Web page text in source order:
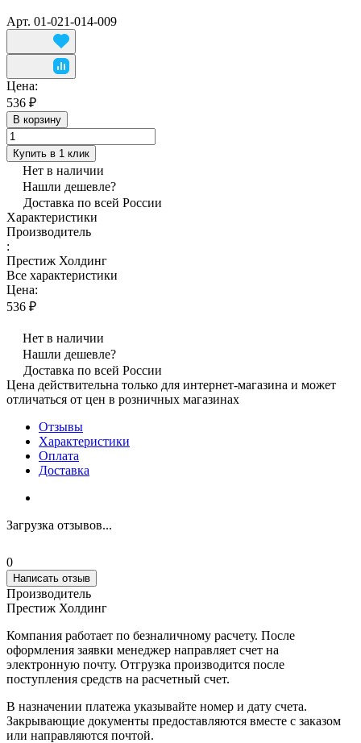
Арт. 01-021-014-009
Цена:
536 ₽
В корзину
Купить в 1 клик
Нет в наличии
Нашли дешевле?
Доставка по всей России
Характеристики
Производитель
:
Престиж Холдинг
Все характеристики
Цена:
536 ₽
Нет в наличии
Нашли дешевле?
Доставка по всей России
Цена действительна только для интернет-магазина и может
отличаться от цен в розничных магазинах
Отзывы
Характеристики
Оплата
Доставка
Загрузка отзывов...
0
Написать отзыв
Производитель
Престиж Холдинг
Компания работает по безналичному расчету. После
оформления заявки менеджер направляет счет на
электронную почту. Отгрузка производится после
поступления средств на расчетный счет.
В назначении платежа указывайте номер и дату счета.
Закрывающие документы предоставляются вместе с заказом
или направляются почтой.